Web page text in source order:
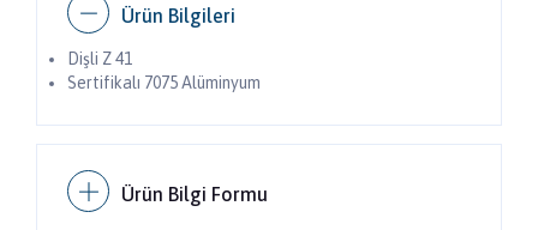
Ürün Bilgileri
Dişli Z 41
Sertifikalı 7075 Alüminyum
Ürün Bilgi Formu